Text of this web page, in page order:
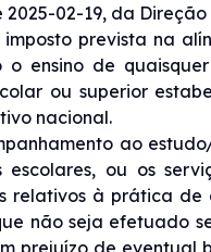
02-19, da
prevista na
ensino de
ou superior
nacional.
ao
ou os
relativos à prática
não seja efetuado
prejuízo de eventual